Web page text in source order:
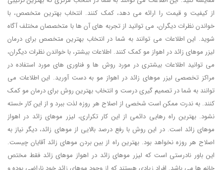
از کیفیت و قیمت را ارائه می دهد، کمک کنند. انتخاب بهترین متخصص، با
خواندن نظرات دیگران، می توانید از تجربه های آن ها با متخصصان مختلف آگاه
شوید. این اطلاعات می توانند به شما در انتخاب بهترین متخصص برای درمان
لیزر موهای زائد در اهواز مو کمک کنند. اطلاعات بیشتر، با خواندن نظرات دیگران،
می توانید اطلاعات بیشتری در مورد روش ها و فناوری های مورد استفاده در
مراکز تخصصی لیزر موهای زائد در اهواز مو به دست آورید. این اطلاعات می
توانند به شما در تصمیم گیری درست و انتخاب بهترین روش برای درمان مو کمک
کنند. به ندرت ممکن است شخصی از اصلاح هر روزه لذت ببرد و از این کار خسته
نشود. بهترین راه رهایی دائمی از این کار تکراری، لیزر موهای زائد در اهواز
موهای زائد است. در این روش با رفع درصد بالایی از موهای زائد، دیگر نیاز به
اصلاح هر روزه نخواهد بود. بهترین راه از بین بردن موهای زائد آقایان چیست.
این باور نادرستی است که لیزر موهای زائد در اهواز موهای زائد فقط مختص